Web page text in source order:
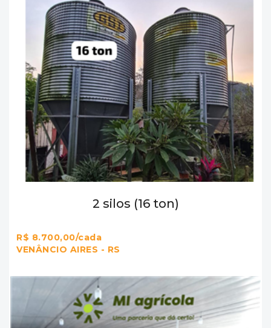
2 silos (16 ton)
R$ 8.700,00/cada
VENÂNCIO AIRES - RS